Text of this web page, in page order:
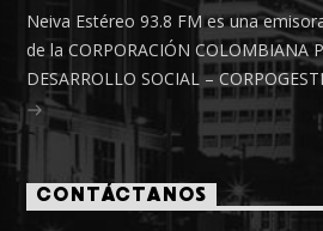
Neiva Estéreo 93.8 FM es una
de la CORPORACIÓN COLOMBIANA
DESARROLLO SOCIAL –
CONTÁCTANOS